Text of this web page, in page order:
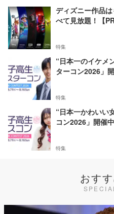
ディズニー作品
べて見放題！【PR
特集
“日本一のイケメ
ターコン2026」
特集
“日本一かわいい
コン2026」開催中
特集
おす